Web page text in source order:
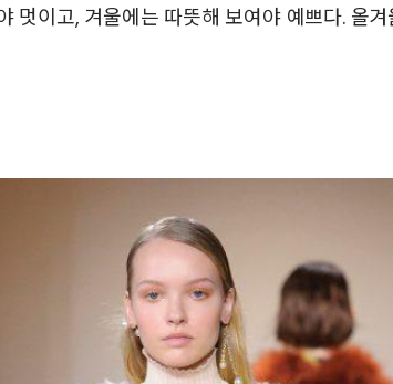
멋이고, 겨울에는 따뜻해 보여야 예쁘다. 올